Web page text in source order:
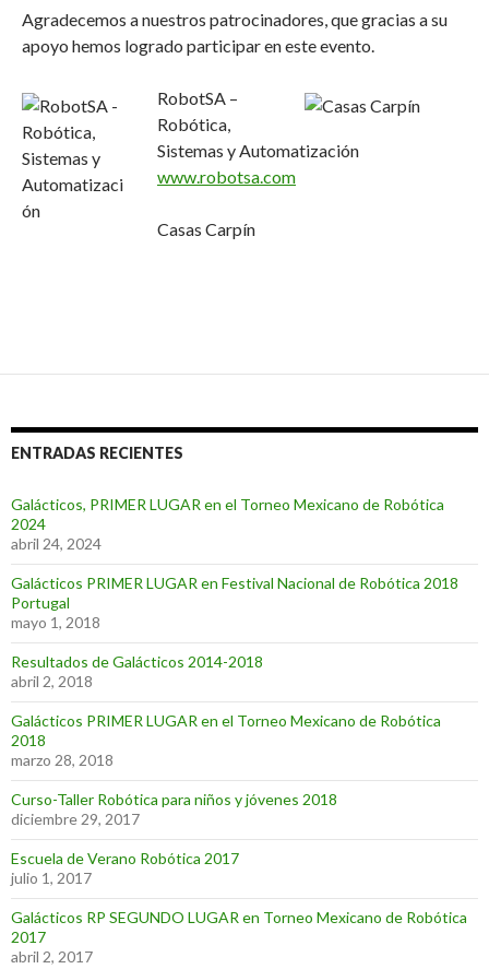
Agradecemos a nuestros patrocinadores, que gracias a su
apoyo hemos logrado participar en este evento.
RobotSA –
Robótica,
Sistemas y Automatización
www.robotsa.com
Casas Carpín
ENTRADAS RECIENTES
Galácticos, PRIMER LUGAR en el Torneo Mexicano de Robótica
2024
abril 24, 2024
Galácticos PRIMER LUGAR en Festival Nacional de Robótica 2018
Portugal
mayo 1, 2018
Resultados de Galácticos 2014-2018
abril 2, 2018
Galácticos PRIMER LUGAR en el Torneo Mexicano de Robótica
2018
marzo 28, 2018
Curso-Taller Robótica para niños y jóvenes 2018
diciembre 29, 2017
Escuela de Verano Robótica 2017
julio 1, 2017
Galácticos RP SEGUNDO LUGAR en Torneo Mexicano de Robótica
2017
abril 2, 2017